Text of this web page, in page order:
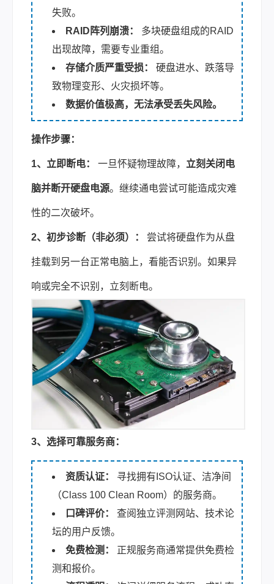
失败。
RAID阵列崩溃：
多块硬盘组成的RAID
出现故障，需要专业重组。
存储介质严重受损：
硬盘进水、跌落导
致物理变形、火灾损坏等。
数据价值极高，无法承受丢失风险。
操作步骤：
1、立即断电： 一旦怀疑物理故障， 立刻关闭电
脑并断开硬盘电源。继续通电尝试可能造成灾难
性的二次破坏。
2、初步诊断（非必须）： 尝试将硬盘作为从盘
挂载到另一台正常电脑上，看能否识别。如果异
响或完全不识别，立刻断电。
3、选择可靠服务商：
资质认证：
寻找拥有ISO认证、洁净间
（Class 100 Clean Room）的服务商。
口碑评价：
查阅独立评测网站、技术论
坛的用户反馈。
免费检测：
正规服务商通常提供免费检
测和报价。